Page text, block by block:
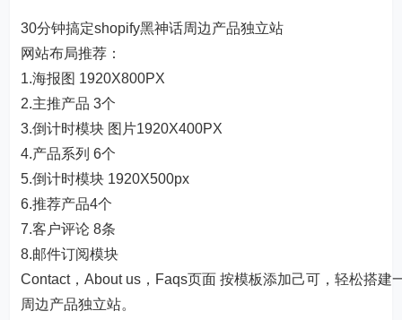
30分钟搞定shopify黑神话周边产品独立站
网站布局推荐：
1.海报图 1920X800PX
2.主推产品 3个
3.倒计时模块 图片1920X400PX
4.产品系列 6个
5.倒计时模块 1920X500px
6.推荐产品4个
7.客户评论 8条
8.邮件订阅模块
Contact，About us，Faqs页面 按模板添加己可，轻松搭建
周边产品独立站。